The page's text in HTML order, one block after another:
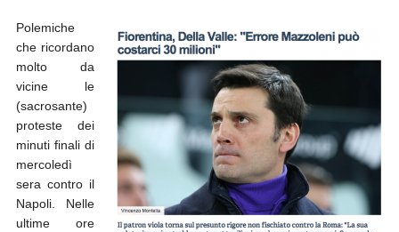
Polemiche
che ricordano
molto da
vicine le
(sacrosante)
proteste dei
minuti finali di
mercoledì
sera contro il
Napoli. Nelle
ultime ore